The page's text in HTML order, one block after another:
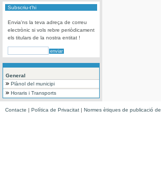
Subscriu-t'hi
Envia'ns la teva adreça de correu
electrònic si vols rebre periòdicament
els titulars de la nostra entitat !
General
Plànol del municipi
Horaris i Transports
Contacte | Política de Privacitat | Normes ètiques de publicació